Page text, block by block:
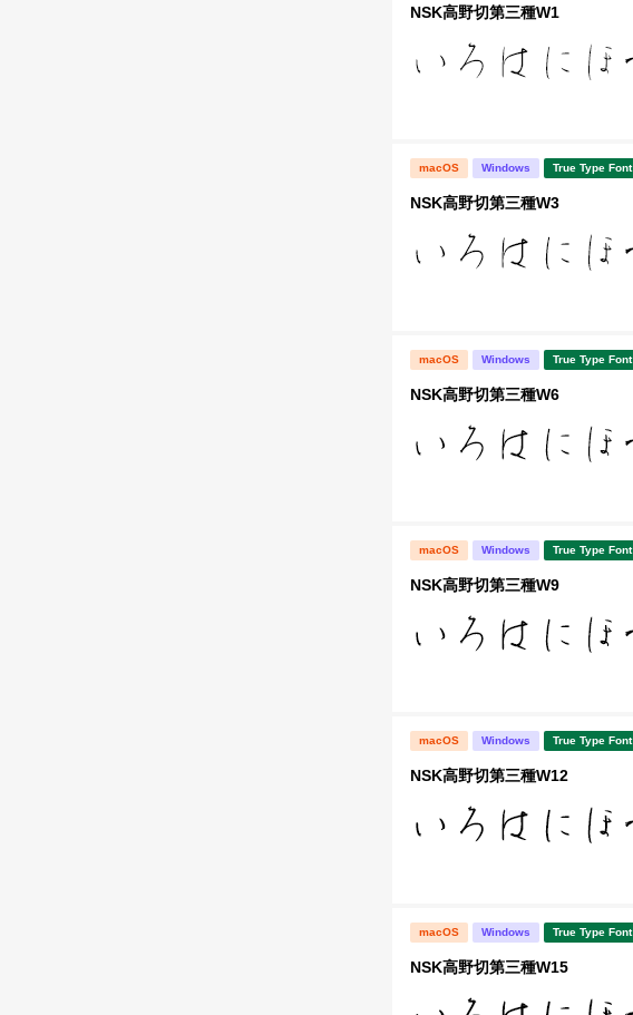
NSK高野切第三種W1
macOS Windows True Type Font
NSK高野切第三種W3
macOS Windows True Type Font
NSK高野切第三種W6
macOS Windows True Type Font
NSK高野切第三種W9
macOS Windows True Type Font
NSK高野切第三種W12
macOS Windows True Type Font
NSK高野切第三種W15